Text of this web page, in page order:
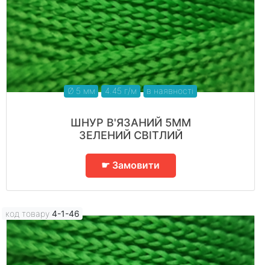
Ø 5 мм 4.45 г/м в наявності
ШНУР В'ЯЗАНИЙ 5ММ
ЗЕЛЕНИЙ СВІТЛИЙ
☛ Замовити
код товару 4-1-46